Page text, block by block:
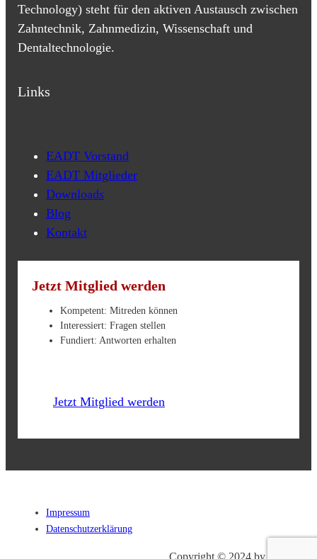
Technology) steht für den aktiven Austausch zwischen
Zahntechnik, Zahnmedizin, Wissenschaft und
Dentaltechnologie.
Links
EADT Vorstand
EADT Mitglieder
Downloads
Blog
Kontakt
Jetzt Mitglied werden
Kompetent: Mitreden können
Interessiert: Fragen stellen
Fundiert: Antworten erhalten
Jetzt Mitglied werden
Impressum
Datenschutzerklärung
Copyright © 2024 by